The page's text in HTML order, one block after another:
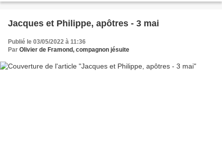
Jacques et Philippe, apôtres - 3 mai
Publié le 03/05/2022 à 11:36
Par Olivier de Framond, compagnon jésuite